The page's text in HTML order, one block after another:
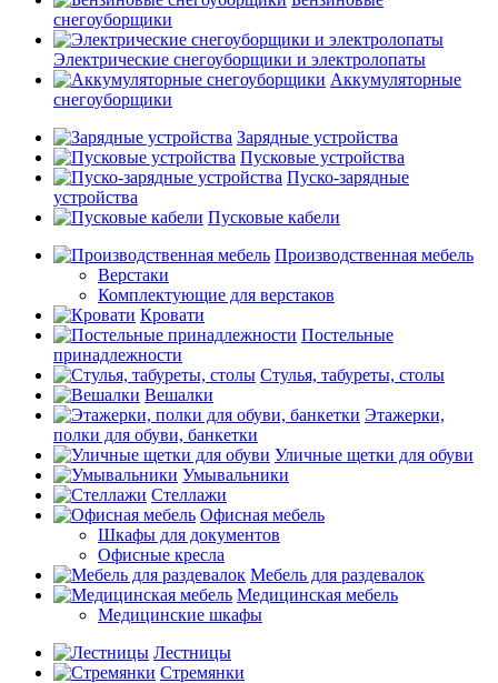
снегоуборщики
Электрические снегоуборщики и электролопаты
Аккумуляторные
снегоуборщики
Зарядные устройства
Пусковые устройства
Пуско-зарядные
устройства
Пусковые кабели
Производственная мебель
Верстаки
Комплектующие для верстаков
Кровати
Постельные
принадлежности
Стулья, табуреты, столы
Вешалки
Этажерки,
полки для обуви, банкетки
Уличные щетки для обуви
Умывальники
Стеллажи
Офисная мебель
Шкафы для документов
Офисные кресла
Мебель для раздевалок
Медицинская мебель
Медицинские шкафы
Лестницы
Стремянки